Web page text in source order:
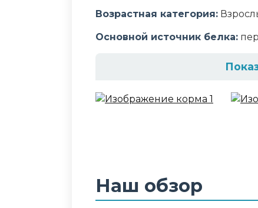
Возрастная категория:
Основной источник белка:
Состав корма
Аналитический
белок 7.1%, жир 5.9%, клетчатка
Наш обзор